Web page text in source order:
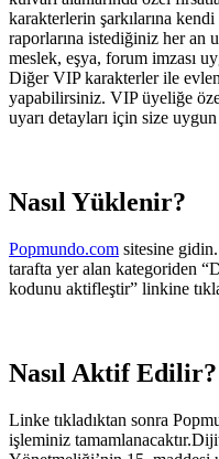
karakterlerin şarkılarına
raporlarına istediğiniz her an
meslek, eşya, forum imzası
Diğer VIP karakterler ile
yapabilirsiniz. VIP üyeliğe
uyarı detayları için size
Nasıl Yüklenir?
Popmundo.com sitesine
tarafta yer alan kategoriden
kodunu aktifleştir” linkine
Nasıl Aktif Edilir?
Linke tıkladıktan sonra
işleminiz